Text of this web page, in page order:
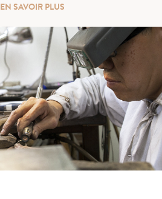
EN SAVOIR PLUS